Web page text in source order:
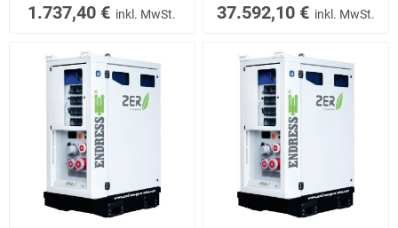
1.737,40 € inkl. MwSt. 37.592,10 € inkl. MwSt.